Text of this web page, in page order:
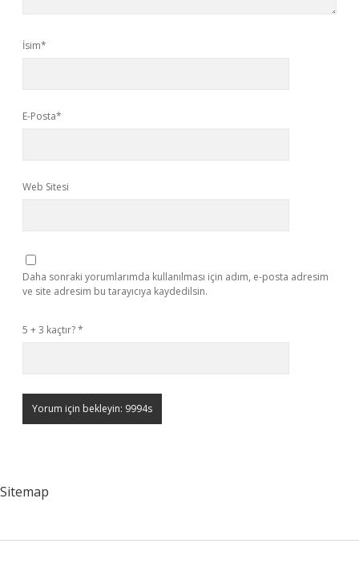
İsim*
E-Posta*
Web Sitesi
Daha sonraki yorumlarımda kullanılması için adım, e-posta adresim
ve site adresim bu tarayıcıya kaydedilsin.
5 + 3 kaçtır?*
Sitemap